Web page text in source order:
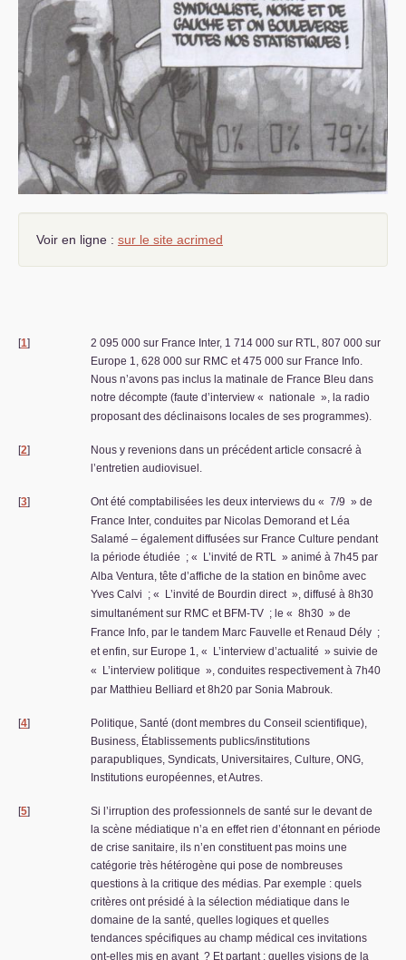
Voir en ligne : sur le site acrimed
[1] 2 095 000 sur France Inter, 1 714 000 sur RTL
, 807 000 sur
Europe 1, 628 000 sur RMC et 475 000 sur France Info.
Nous n’avons pas inclus la matinale de France Bleu dans
notre décompte (faute d’interview « nationale », la radio
proposant des déclinaisons locales de ses programmes).
[2]
Nous y revenions dans un précédent article consacré à
l’entretien audiovisuel.
[3] Ont été comptabilisées les deux interviews du « 7/9 » de
France Inter, conduites par Nicolas Demorand et Léa
Salamé – également diffusées sur France Culture pendant
la période étudiée ; « L’invité de RTL
» animé à 7h45 par
Alba Ventura, tête d’affiche de la station en binôme avec
Yves Calvi ; « L’invité de Bourdin direct », diffusé à 8h30
simultanément sur RMC et BFM-TV ; le « 8h30 » de
France Info, par le tandem Marc Fauvelle et Renaud Dély ;
et enfin, sur Europe 1, « L’interview d’actualité » suivie de
« L’interview politique », conduites respectivement à 7h40
par Matthieu Belliard et 8h20 par Sonia Mabrouk.
[4]
Politique, Santé (dont membres du Conseil scientifique),
Business, Établissements publics/institutions
parapubliques, Syndicats, Universitaires, Culture, ONG
Institutions européennes, et Autres.
[5]
Si l’irruption des professionnels de santé sur le devant de
la scène médiatique n’a en effet rien d’étonnant en période
de crise sanitaire, ils n’en constituent pas moins une
catégorie très hétérogène qui pose de nombreuses
questions à la critique des médias. Par exemple : quels
critères ont présidé à la sélection médiatique dans le
domaine de la santé, quelles logiques et quelles
tendances spécifiques au champ médical ces invitations
ont-elles mis en avant ? Et partant : quelles visions de la